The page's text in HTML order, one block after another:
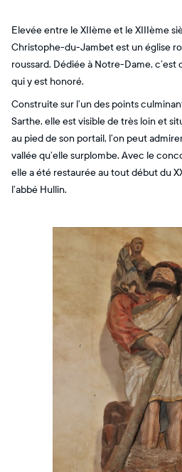
Elevée entre le XIIème et le XIIIème
Christophe-du-Jambet est un église
roussard. Dédiée à Notre-Dame,
qui y est honoré.
Construite sur l’un des points
Sarthe, elle est visible de très loin et
au pied de son portail, l’on peut
vallée qu’elle surplombe. Avec le
elle a été restaurée au tout début du
l’abbé Hullin.